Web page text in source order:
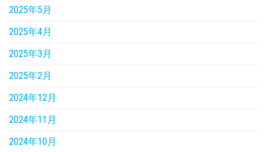
2025年5月
2025年4月
2025年3月
2025年2月
2024年12月
2024年11月
2024年10月